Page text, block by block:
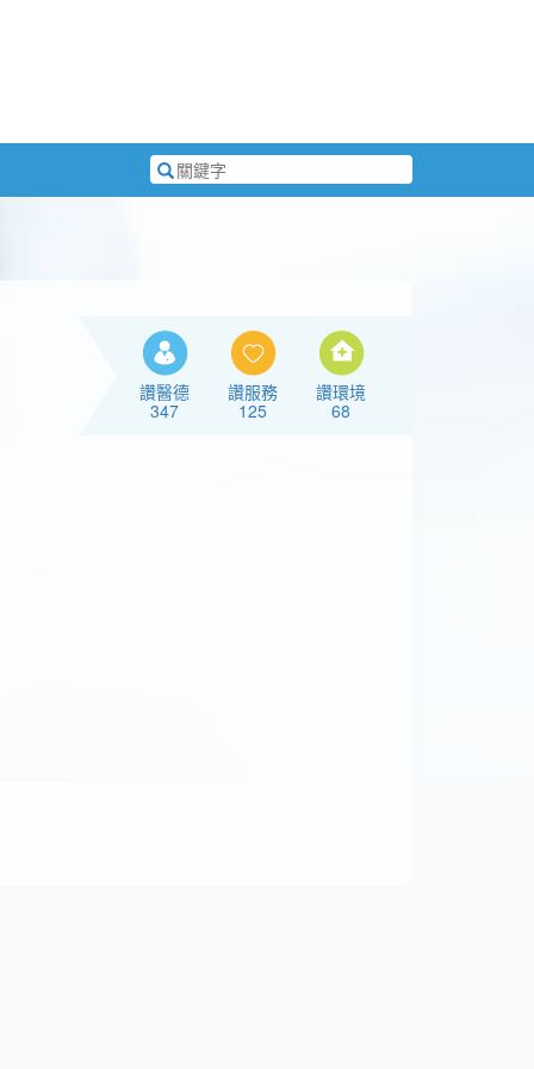
搜
尋
讚醫德
347
讚服務
125
讚環境
68